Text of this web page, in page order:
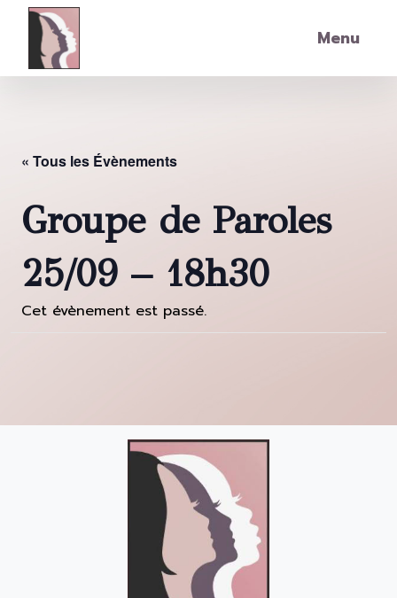
Skip to main content
Menu
« Tous les Évènements
Groupe de Paroles
25/09 – 18h30
Cet évènement est passé.